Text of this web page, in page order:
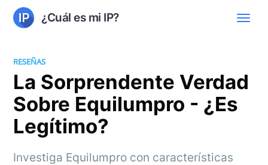
¿Cuál es mi IP?
RESEÑAS
La Sorprendente Verdad
Sobre Equilumpro - ¿Es
Legítimo?
Investiga Equilumpro con características